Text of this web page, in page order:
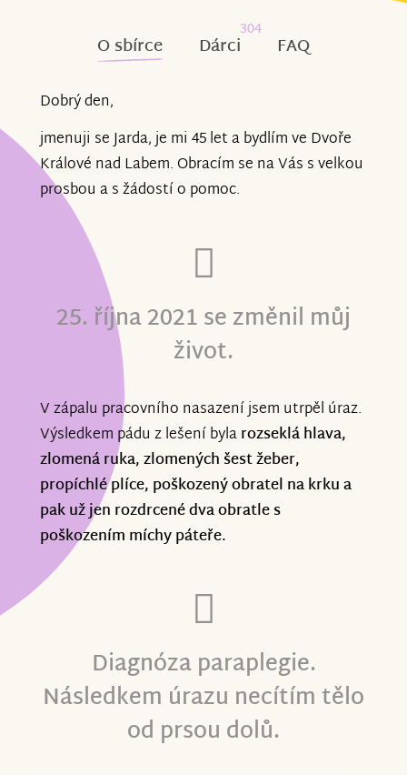
O sbírce Dárci
304
FAQ
Dobrý den,
jmenuji se Jarda, je mi 45 let a bydlím ve Dvoře
Králové nad Labem. Obracím se na Vás s velkou
prosbou a s žádostí o pomoc.
25. října 2021 se změnil můj
život.
V zápalu pracovního nasazení jsem utrpěl úraz.
Výsledkem pádu z lešení bylarozseklá hlava,
zlomená ruka, zlomených šest žeber,
propíchlé plíce, poškozený obratel na krku a
pak už jen rozdrcené dva obratle s
poškozením míchy páteře.
Diagnóza paraplegie.
Následkem úrazu necítím tělo
od prsou dolů.